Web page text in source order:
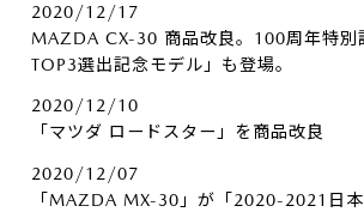
2020/12/17
MAZDA CX-30 商品改良。100周年特
TOP3選出記念モデル」も登場。
2020/12/10
「マツダ ロードスター」を商品改良
2020/12/07
「MAZDA MX-30」が「2020-2021日本